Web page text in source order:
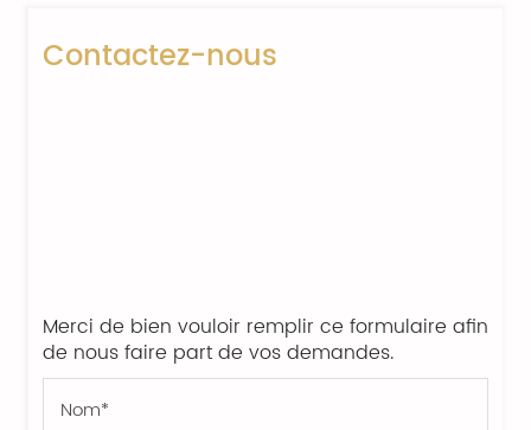
Contactez-nous
Merci de bien vouloir remplir ce formulaire afin
de nous faire part de vos demandes.